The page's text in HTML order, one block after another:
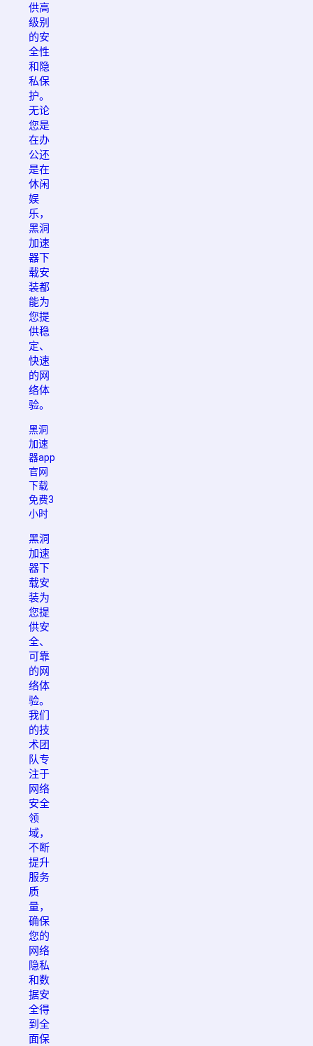
供高
级别
的安
全性
和隐
私保
护。
无论
您是
在办
公还
是在
休闲
娱
乐，
黑洞
加速
器下
载安
装都
能为
您提
供稳
定、
快速
的网
络体
验。
黑洞
加速
器app
官网
下载
免费3
小时
黑洞
加速
器下
载安
装为
您提
供安
全、
可靠
的网
络体
验。
我们
的技
术团
队专
注于
网络
安全
领
域，
不断
提升
服务
质
量，
确保
您的
网络
隐私
和数
据安
全得
到全
面保